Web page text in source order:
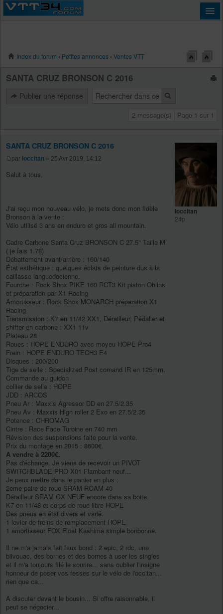
Index du forum ‹ Petites annonces ‹ Ventes VTT
SANTA CRUZ BRONSON C 2016
Publier une réponse
2 message(s) Page 1 sur 1
SANTA CRUZ BRONSON C 2016
par loccitan » 25 Avr 2019, 14:12
Salut à tous,
J'ai reçu mon nouveau vélo, je mets donc mon fidèle
Bronson à la vente :
Vélo utilisé 3 ans en enduro et gros all mountain.
Cadre Carbone Santa Cruz BRONSON C 27.5" Taille M
( je fais 1.78)
Débattement avant/arrière : 160/140
État esthétique : quelques éclats de peinture dus à la
caillasse languedocienne.
Fourche : Rock Shox PIKE 160 RCT3 Kit piston Ohlins
et préparation par X1 Racing
Amortisseur : Rock Shox MONARCH préparation X1
Racing
Transmission : K7 en 11/42 XX1, Dérailleur, Pédalier et
shifter en carbone : XX1 11v
Plateau 28
Roues : HOPE ENDURO avec moyeu HOPE Pro4
Frein : HOPE ENDURO TECH3 E4
Disques : 200/200
Tige de selle : Specialized Post comand IR en 125mm.
Commande au guidon
collier de selle : HOPE
JDD : ARCOS
Pneu Ar : Maxxis Agressor DD en 27.5/2.35
Pneu Av : Maxxis High roller 2 Exo en 27.5/2.35
Potence : CHROMAG
Cintre : Race Face Turbine en 740 mm
Révision des suspensions faite pour la vente.
Prix du montage en 2015 : 8600€.
A vendre à 2200€.
Pas d'échange. Je viens de recevoir un PIVOT
SWITCHBLADE PRO X01 Flambant neuf...
Je peux mettre dans le panier en plus :
2eme paire de roue SRAM ROAM 40
Dérailleur SRAM GX NEUF encore dans sa boite.
K7 en 11/48 et corps de roue libre HOPE
Des pneus en état divers et varié.
1 levier de freins de remplacement HOPE
1 amortisseur FOX Float Kashima simple bonbonne.
Il ne m'a jamais fait faux bond : 2 epic, 2 rdc, une
biivouac, des bornes et des bornes à user les singles
et il m'a toujours filé le sourire... sans oublier l'insigne
honneur de poser vos fesses sur le vélo de l'occitan...
rien que ca...
A discuter devant le bousin... Si offre raisonnable, il
peut se négocier...
loccitan
24p